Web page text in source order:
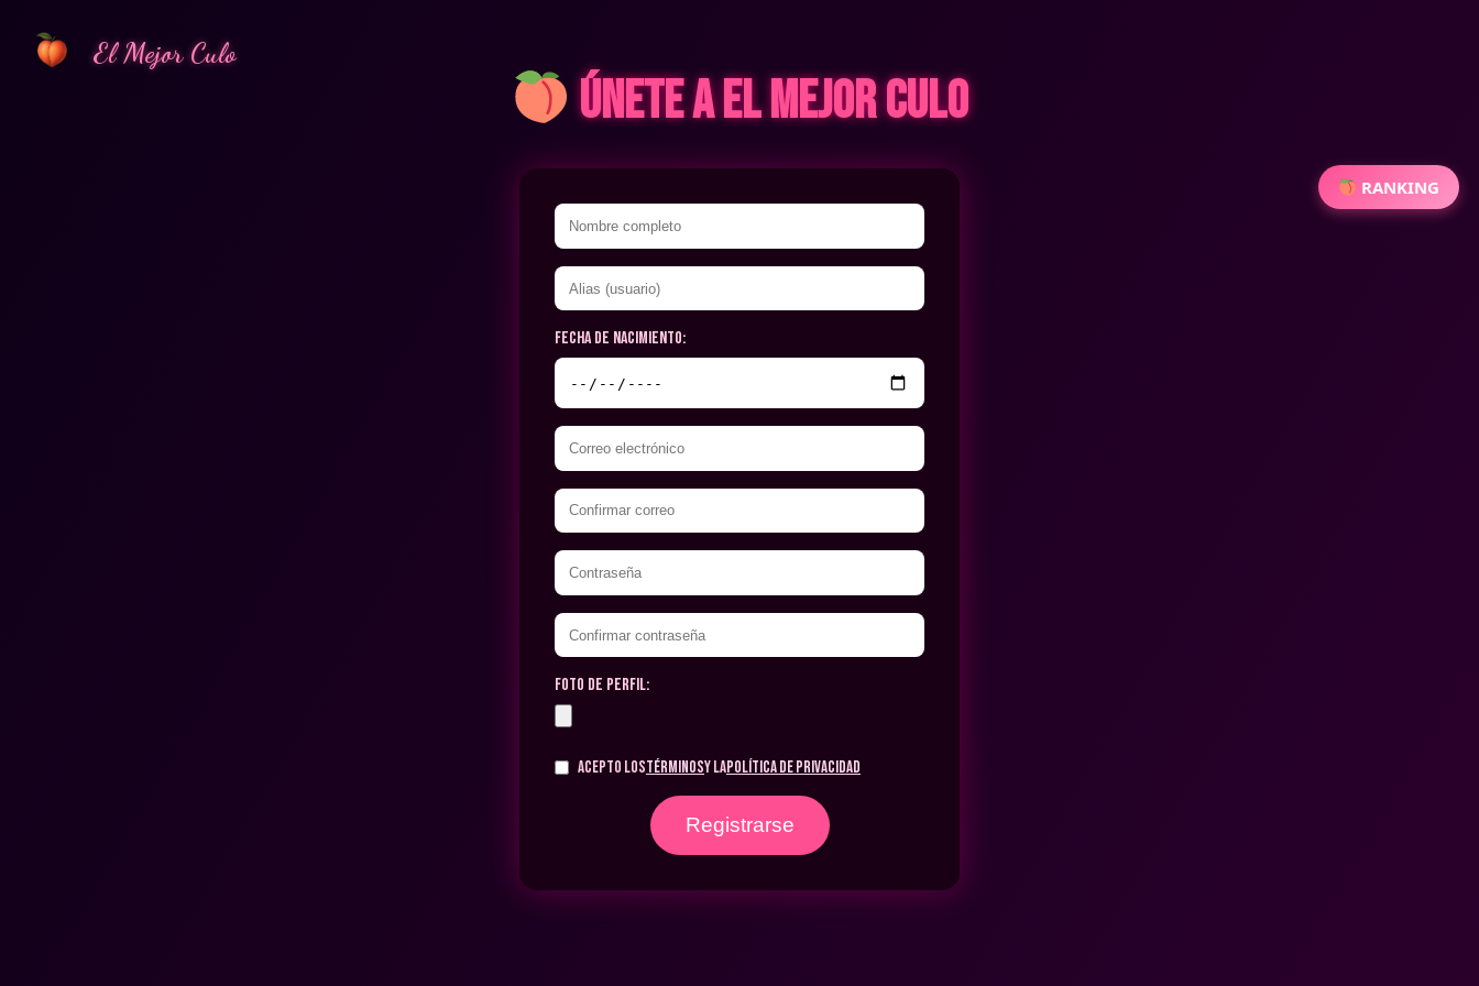
El Mejor Culo
Únete a El Mejor Culo
Fecha de nacimiento:
Foto de perfil:
Acepto losTérminosy laPolítica de Privacidad
Registrarse
RANKING